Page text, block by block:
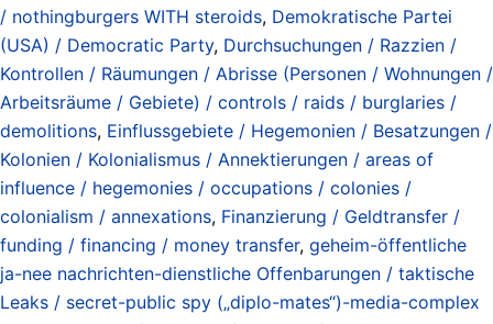
/ nothingburgers WITH steroids, Demokratische Partei
(USA) / Democratic Party, Durchsuchungen / Razzien /
Kontrollen / Räumungen / Abrisse (Personen / Wohnungen /
Arbeitsräume / Gebiete) / controls / raids / burglaries /
demolitions, Einflussgebiete / Hegemonien / Besatzungen /
Kolonien / Kolonialismus / Annektierungen / areas of
influence / hegemonies / occupations / colonies /
colonialism / annexations, Finanzierung / Geldtransfer /
funding / financing / money transfer, geheim-öffentliche
ja-nee nachrichten-dienstliche Offenbarungen / taktische
Leaks / secret-public spy („diplo-mates“)-media-complex